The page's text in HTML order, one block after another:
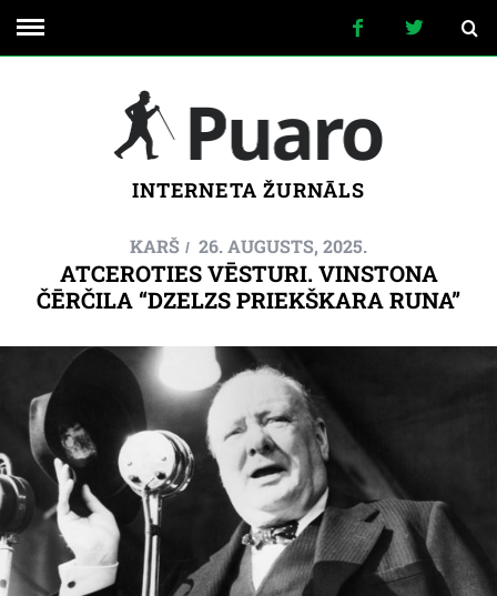
INTERNETA ŽURNĀLS
KARŠ 26. AUGUSTS, 2025.
ATCEROTIES VĒSTURI. VINSTONA
ČĒRČILA “DZELZS PRIEKŠKARA RUNA”